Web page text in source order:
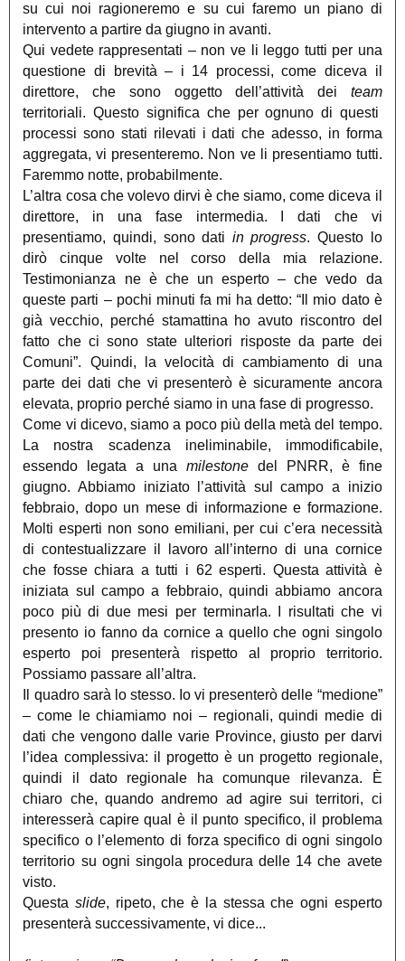
su cui noi ragioneremo e su cui faremo un piano di
intervento a partire da giugno in avanti.
Qui vedete rappresentati ‒ non ve li leggo tutti per una
questione di brevità ‒ i 14 processi, come diceva il
direttore, che sono oggetto dell’attività dei team
territoriali. Questo significa che per ognuno di questi
processi sono stati rilevati i dati che adesso, in forma
aggregata, vi presenteremo. Non ve li presentiamo tutti.
Faremmo notte, probabilmente.
L’altra cosa che volevo dirvi è che siamo, come diceva il
direttore, in una fase intermedia. I dati che vi
presentiamo, quindi, sono dati in progress. Questo lo
dirò cinque volte nel corso della mia relazione.
Testimonianza ne è che un esperto ‒ che vedo da
queste parti ‒ pochi minuti fa mi ha detto: “Il mio dato è
già vecchio, perché stamattina ho avuto riscontro del
fatto che ci sono state ulteriori risposte da parte dei
Comuni”. Quindi, la velocità di cambiamento di una
parte dei dati che vi presenterò è sicuramente ancora
elevata, proprio perché siamo in una fase di progresso.
Come vi dicevo, siamo a poco più della metà del tempo.
La nostra scadenza ineliminabile, immodificabile,
essendo legata a una milestone del PNRR, è fine
giugno. Abbiamo iniziato l’attività sul campo a inizio
febbraio, dopo un mese di informazione e formazione.
Molti esperti non sono emiliani, per cui c’era necessità
di contestualizzare il lavoro all’interno di una cornice
che fosse chiara a tutti i 62 esperti. Questa attività è
iniziata sul campo a febbraio, quindi abbiamo ancora
poco più di due mesi per terminarla. I risultati che vi
presento io fanno da cornice a quello che ogni singolo
esperto poi presenterà rispetto al proprio territorio.
Possiamo passare all’altra.
Il quadro sarà lo stesso. Io vi presenterò delle “medione”
‒ come le chiamiamo noi ‒ regionali, quindi medie di
dati che vengono dalle varie Province, giusto per darvi
l’idea complessiva: il progetto è un progetto regionale,
quindi il dato regionale ha comunque rilevanza. È
chiaro che, quando andremo ad agire sui territori, ci
interesserà capire qual è il punto specifico, il problema
specifico o l’elemento di forza specifico di ogni singolo
territorio su ogni singola procedura delle 14 che avete
visto.
Questaslide, ripeto, che è la stessa che ogni esperto
presenterà successivamente, vi dice...